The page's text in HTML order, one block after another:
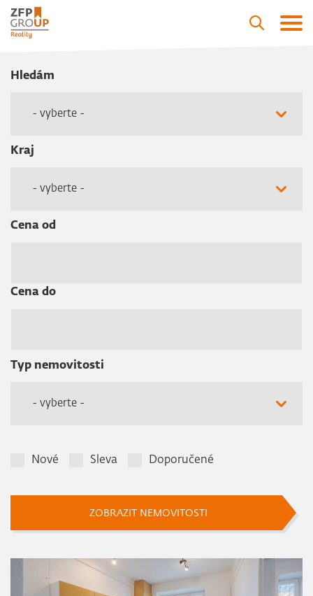
Hledám
- vyberte -
Kraj
- vyberte -
Cena od
Cena do
Typ nemovitosti
- vyberte -
Nové Sleva Doporučené
ZOBRAZIT NEMOVITOSTI